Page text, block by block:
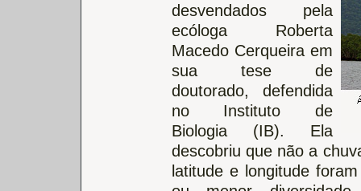
desvendados pela
ecóloga Roberta
Macedo Cerqueira em
sua tese de
doutorado, defendida
no Instituto de
Biologia (IB). Ela
descobriu que não a
latitude e longitude